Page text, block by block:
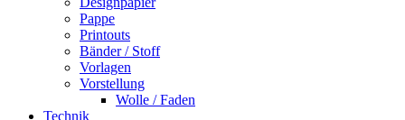
Pappe
Printouts
Bänder / Stoff
Vorlagen
Vorstellung
Wolle / Faden
Technik